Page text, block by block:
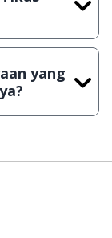
ada di
ribuan
yang
yang
yang